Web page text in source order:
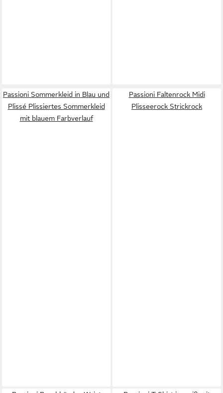
Passioni Sommerkleid in Blau und
Plissé Plissiertes Sommerkleid
mit blauem Farbverlauf
Passioni Faltenrock Midi
Plisseerock Strickrock